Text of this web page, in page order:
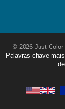
© 2026 Just Color
Palavras-chave